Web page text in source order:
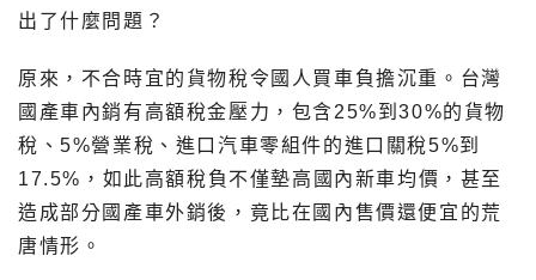
出了什麼問題？
原來，不合時宜的貨物稅令國人買車負擔沉重。台灣
國產車內銷有高額稅金壓力，包含25%到30%的貨物
稅、5%營業稅、進口汽車零組件的進口關稅5%到
17.5%，如此高額稅負不僅墊高國內新車均價，甚至
造成部分國產車外銷後，竟比在國內售價還便宜的荒
唐情形。